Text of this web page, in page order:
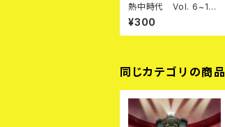
熱中時代 Vol. 6~10
PDF本
¥300
同じカテゴリの商品